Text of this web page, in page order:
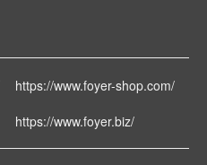
https://www.foyer-shop.com/
https://www.foyer.biz/